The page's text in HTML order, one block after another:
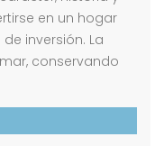
en un hogar
inversión. La
conservando